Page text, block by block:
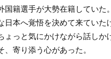
国籍選手が大勢在籍してい
日本へ覚悟を決めて来てい
ょっと気にかけながら話し
、寄り添う心があった。